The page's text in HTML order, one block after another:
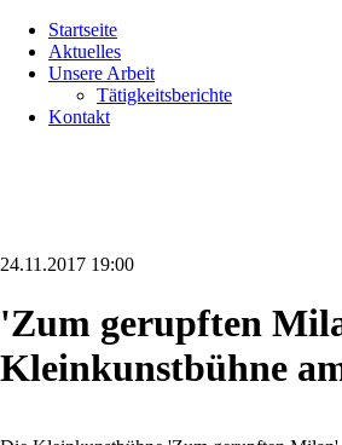
überspringen
Startseite
Aktuelles
Unsere Arbeit
Tätigkeitsberichte
Kontakt
24.11.2017 19:00
'Zum gerupften
Kleinkunstbühne